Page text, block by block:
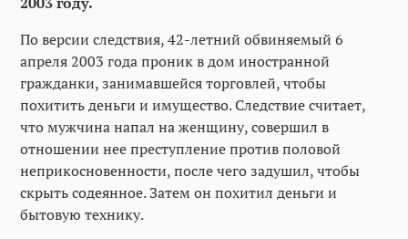
По версии следствия, 42-летний обвиняемый 6
апреля 2003 года проник в дом иностранной
гражданки, занимавшейся торговлей, чтобы
похитить деньги и имущество. Следствие считает,
что мужчина напал на женщину, совершил в
отношении нее преступление против половой
неприкосновенности, после чего задушил, чтобы
скрыть содеянное. Затем он похитил деньги и
бытовую технику.